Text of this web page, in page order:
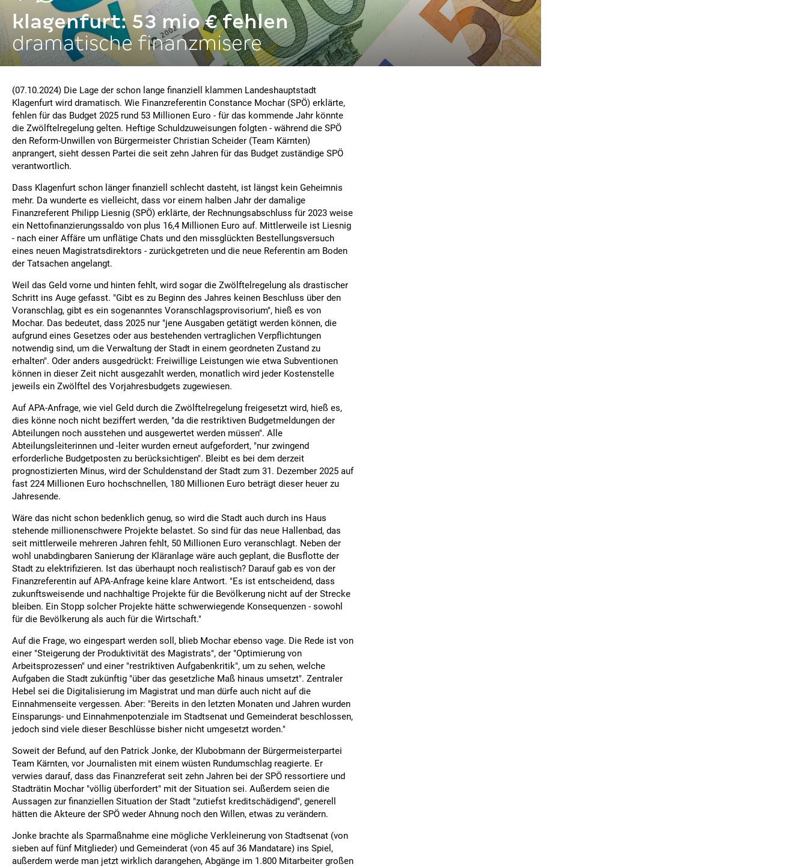
klagenfurt: 53 mio € fehlen
dramatische finanzmisere
(07.10.2024) Die Lage der schon lange finanziell klammen Landeshauptstadt
Klagenfurt wird dramatisch. Wie Finanzreferentin Constance Mochar (SPÖ) erklärte,
fehlen für das Budget 2025 rund 53 Millionen Euro - für das kommende Jahr könnte
die Zwölftelregelung gelten. Heftige Schuldzuweisungen folgten - während die SPÖ
den Reform-Unwillen von Bürgermeister Christian Scheider (Team Kärnten)
anprangert, sieht dessen Partei die seit zehn Jahren für das Budget zuständige SPÖ
verantwortlich.
Dass Klagenfurt schon länger finanziell schlecht dasteht, ist längst kein Geheimnis
mehr. Da wunderte es vielleicht, dass vor einem halben Jahr der damalige
Finanzreferent Philipp Liesnig (SPÖ) erklärte, der Rechnungsabschluss für 2023 weise
ein Nettofinanzierungssaldo von plus 16,4 Millionen Euro auf. Mittlerweile ist Liesnig
- nach einer Affäre um unflätige Chats und den missglückten Bestellungsversuch
eines neuen Magistratsdirektors - zurückgetreten und die neue Referentin am Boden
der Tatsachen angelangt.
Weil das Geld vorne und hinten fehlt, wird sogar die Zwölftelregelung als drastischer
Schritt ins Auge gefasst. "Gibt es zu Beginn des Jahres keinen Beschluss über den
Voranschlag, gibt es ein sogenanntes Voranschlagsprovisorium", hieß es von
Mochar. Das bedeutet, dass 2025 nur "jene Ausgaben getätigt werden können, die
aufgrund eines Gesetzes oder aus bestehenden vertraglichen Verpflichtungen
notwendig sind, um die Verwaltung der Stadt in einem geordneten Zustand zu
erhalten". Oder anders ausgedrückt: Freiwillige Leistungen wie etwa Subventionen
können in dieser Zeit nicht ausgezahlt werden, monatlich wird jeder Kostenstelle
jeweils ein Zwölftel des Vorjahresbudgets zugewiesen.
Auf APA-Anfrage, wie viel Geld durch die Zwölftelregelung freigesetzt wird, hieß es,
dies könne noch nicht beziffert werden, "da die restriktiven Budgetmeldungen der
Abteilungen noch ausstehen und ausgewertet werden müssen". Alle
Abteilungsleiterinnen und -leiter wurden erneut aufgefordert, "nur zwingend
erforderliche Budgetposten zu berücksichtigen". Bleibt es bei dem derzeit
prognostizierten Minus, wird der Schuldenstand der Stadt zum 31. Dezember 2025 auf
fast 224 Millionen Euro hochschnellen, 180 Millionen Euro beträgt dieser heuer zu
Jahresende.
Wäre das nicht schon bedenklich genug, so wird die Stadt auch durch ins Haus
stehende millionenschwere Projekte belastet. So sind für das neue Hallenbad, das
seit mittlerweile mehreren Jahren fehlt, 50 Millionen Euro veranschlagt. Neben der
wohl unabdingbaren Sanierung der Kläranlage wäre auch geplant, die Busflotte der
Stadt zu elektrifizieren. Ist das überhaupt noch realistisch? Darauf gab es von der
Finanzreferentin auf APA-Anfrage keine klare Antwort. "Es ist entscheidend, dass
zukunftsweisende und nachhaltige Projekte für die Bevölkerung nicht auf der Strecke
bleiben. Ein Stopp solcher Projekte hätte schwerwiegende Konsequenzen - sowohl
für die Bevölkerung als auch für die Wirtschaft."
Auf die Frage, wo eingespart werden soll, blieb Mochar ebenso vage. Die Rede ist von
einer "Steigerung der Produktivität des Magistrats", der "Optimierung von
Arbeitsprozessen" und einer "restriktiven Aufgabenkritik", um zu sehen, welche
Aufgaben die Stadt zukünftig "über das gesetzliche Maß hinaus umsetzt". Zentraler
Hebel sei die Digitalisierung im Magistrat und man dürfe auch nicht auf die
Einnahmenseite vergessen. Aber: "Bereits in den letzten Monaten und Jahren wurden
Einsparungs- und Einnahmenpotenziale im Stadtsenat und Gemeinderat beschlossen,
jedoch sind viele dieser Beschlüsse bisher nicht umgesetzt worden."
Soweit der Befund, auf den Patrick Jonke, der Klubobmann der Bürgermeisterpartei
Team Kärnten, vor Journalisten mit einem wüsten Rundumschlag reagierte. Er
verwies darauf, dass das Finanzreferat seit zehn Jahren bei der SPÖ ressortiere und
Stadträtin Mochar "völlig überfordert" mit der Situation sei. Außerdem seien die
Aussagen zur finanziellen Situation der Stadt "zutiefst kreditschädigend", generell
hätten die Akteure der SPÖ weder Ahnung noch den Willen, etwas zu verändern.
Jonke brachte als Sparmaßnahme eine mögliche Verkleinerung von Stadtsenat (von
sieben auf fünf Mitglieder) und Gemeinderat (von 45 auf 36 Mandatare) ins Spiel,
außerdem werde man jetzt wirklich darangehen, Abgänge im 1.800 Mitarbeiter großen